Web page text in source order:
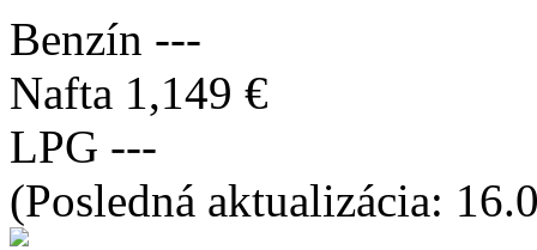
Benzín ---
Nafta 1,149 €
LPG ---
(Posledná aktualizácia: